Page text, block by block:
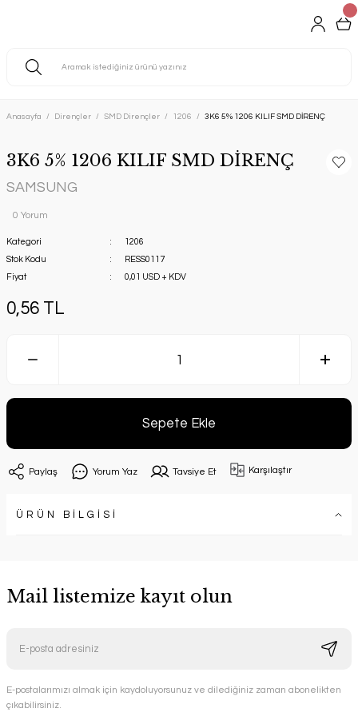
Anasayfa Dirençler SMD Dirençler 1206 3K6 5% 1206 KILIF SMD DİRENÇ
3K6 5% 1206 KILIF SMD DİRENÇ
SAMSUNG
0 Yorum
Kategori
1206
Stok Kodu
RESS0117
Fiyat
0,01 USD + KDV
0,56 TL
Sepete Ekle
Paylaş Yorum Yaz Tavsiye Et Karşılaştır
ÜRÜN BİLGİSİ
Mail listemize kayıt olun
E-postalarımızı almak için kaydoluyorsunuz ve dilediğiniz zaman abonelikten
çıkabilirsiniz.